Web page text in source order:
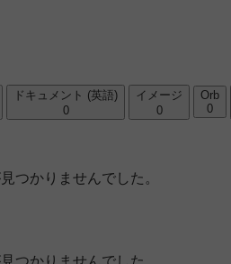
ドキュメント (英語)
0
イメージ
0
Orb
0
つかりませんでした。